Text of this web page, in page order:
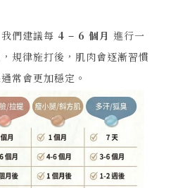
們建議每 4 – 6 個月 進行一
規律施打後，肌肉會逐漸習慣
常會更加穩定。